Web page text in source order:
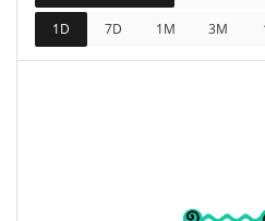
Totalmente diluído
Limite de mercado
1D 7D 1M 3M